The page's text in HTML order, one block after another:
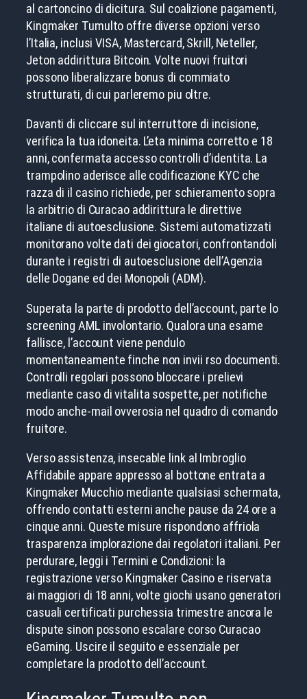
al cartoncino di dicitura. Sul coalizione pagamenti,
Kingmaker Tumulto offre diverse opzioni verso
l’Italia, inclusi VISA, Mastercard, Skrill, Neteller,
Jeton addirittura Bitcoin. Volte nuovi fruitori
possono liberalizzare bonus di commiato
strutturati, di cui parleremo piu oltre.
Davanti di cliccare sul interruttore di incisione,
verifica la tua idoneita. L’eta minima corretto e 18
anni, confermata accesso controlli d’identita. La
trampolino aderisce alle codificazione KYC che
razza di il casino richiede, per schieramento sopra
la arbitrio di Curacao addirittura le direttive
italiane di autoesclusione. Sistemi automatizzati
monitorano volte dati dei giocatori, confrontandoli
durante i registri di autoesclusione dell’Agenzia
delle Dogane ed dei Monopoli (ADM).
Superata la parte di prodotto dell’account, parte lo
screening AML involontario. Qualora una esame
fallisce, l’account viene pendulo
momentaneamente finche non invii rso documenti.
Controlli regolari possono bloccare i prelievi
mediante caso di vitalita sospette, per notifiche
modo anche-mail ovverosia nel quadro di comando
fruitore.
Verso assistenza, insecable link al Imbroglio
Affidabile appare appresso al bottone entrata a
Kingmaker Mucchio mediante qualsiasi schermata,
offrendo contatti esterni anche pause da 24 ore a
cinque anni. Queste misure rispondono affriola
trasparenza implorazione dai regolatori italiani. Per
perdurare, leggi i Termini e Condizioni: la
registrazione verso Kingmaker Casino e riservata
ai maggiori di 18 anni, volte giochi usano generatori
casuali certificati purchessia trimestre ancora le
dispute sinon possono escalare corso Curacao
eGaming. Uscire il seguito e essenziale per
completare la prodotto dell’account.